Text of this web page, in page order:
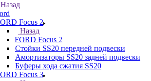
Назад
Focus 2
Назад
FORD Focus 2
Стойки SS20 передней подвески
Амортизаторы SS20 задней подвески
Буферы хода сжатия SS20
Focus 3